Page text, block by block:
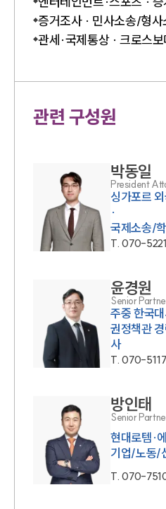
증거조사 · 민사소송/형사
관세·국제통상 · 크로스보
관련 구성원
박동일
President
싱가포르
·
국제소송/
T.070-
윤경원
Senior
주중 한국
권정책관
사
T.070-
방인태
Senior
현대로템·
기업/노동/
T.070-